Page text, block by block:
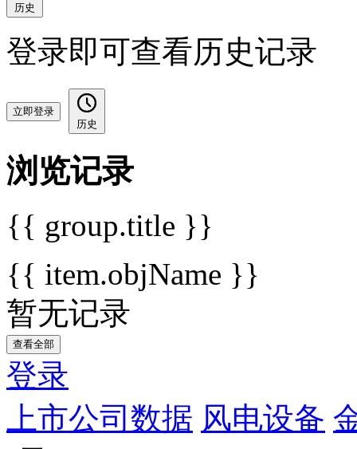
历史
登录即可查看历史记录
立即登录
历史
浏览记录
{{ group.title }}
{{ item.objName }}
暂无记录
查看全部
登录
上市公司数据 风电设备